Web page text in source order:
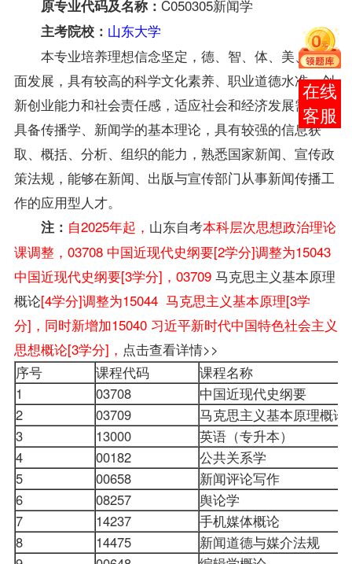
原专业代码及名称： C050305新闻学
主考院校： 山东大学
本专业培养理想信念坚定，德、智、体、美、劳全
面发展，具有较高的科学文化素养、职业道德水准、创
新创业能力和社会责任感，适应社会和经济发展需要，
具备传播学、新闻学的基本理论，具有较强的信息获
取、概括、分析、组织的能力，熟悉国家新闻、宣传政
策法规，能够在新闻、出版与宣传部门从事新闻传播工
作的应用型人才。
注： 自2025年起， 山东自考本科层次思想政治理论
课调整，03708 中国近现代史纲要[2学分]调整为15043
中国近现代史纲要[3学分]，03709 马克思主义基本原理
概论[4学分]调整为15044 马克思主义基本原理[3学
分]，同时新增加15040 习近平新时代中国特色社会主义
思想概论[3学分]， 点击查看详情>>
序号 课程代码
课程名称
1
03708
中国近现代史纲要
2
03709
马克思主义基本原理概论
3
13000
英语（专升本）
4
00182
公共关系学
5
00658
新闻评论写作
6
08257
舆论学
7
14237
手机媒体概论
8
14475
新闻道德与媒介法规
报考
咨询